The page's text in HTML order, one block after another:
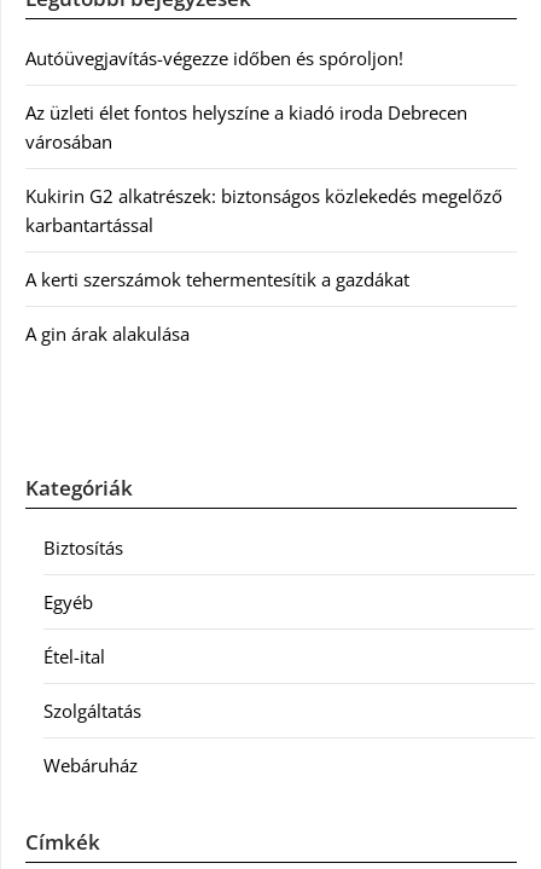
Autóüvegjavítás-végezze időben és spóroljon!
Az üzleti élet fontos helyszíne a kiadó iroda Debrecen
városában
Kukirin G2 alkatrészek: biztonságos közlekedés megelőző
karbantartással
A kerti szerszámok tehermentesítik a gazdákat
A gin árak alakulása
Kategóriák
Biztosítás
Egyéb
Étel-ital
Szolgáltatás
Webáruház
Címkék